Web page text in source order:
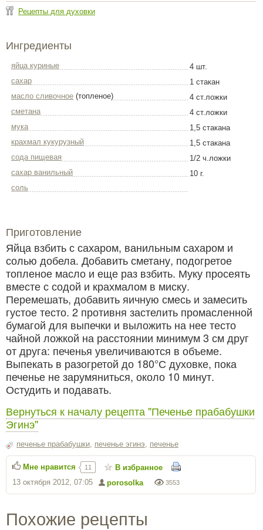
Рецепты для духовки
Ингредиенты
яйца куриные
4 шт.
сахар
1 стакан
масло сливочное (топленое)
4 ст.ложки
сметана
4 ст.ложки
мука
1,5 стакана
крахмал кукурузный
1,5 стакана
сода пищевая
1/2 ч.ложки
сахар ванильный
10 г.
соль
Приготовление
Яйца взбить с сахаром, ванильным сахаром и
солью добела. Добавить сметану, подогретое
топленое масло и еще раз взбить. Муку просеять
вместе с содой и крахмалом в миску.
Перемешать, добавить яичную смесь и замесить
густое тесто. 2 противня застелить промасленной
бумагой для выпечки и выложить на нее тесто
чайной ложкой на расстоянии минимум 3 см друг
от друга: печенья увеличиваются в объеме.
Выпекать в разогретой до 180°С духовке, пока
печенье не зарумяниться, около 10 минут.
Остудить и подавать.
Вернуться к началу рецепта "Печенье прабабушки
Эгинэ"
печенье прабабушки, печенье эгинэ, печенье
3553
porosolka
13 октября 2012, 07:05
Мне нравится 11 В избранное
Похожие рецепты